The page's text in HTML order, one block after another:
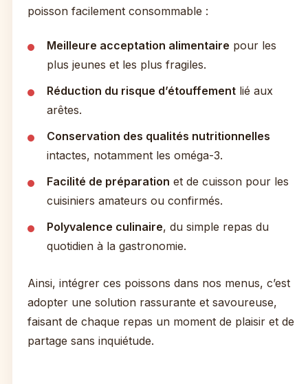
poisson facilement consommable :
Meilleure acceptation alimentaire pour les
plus jeunes et les plus fragiles.
Réduction du risque d’étouffement lié aux
arêtes.
Conservation des qualités nutritionnelles
intactes, notamment les oméga-3.
Facilité de préparation et de cuisson pour les
cuisiniers amateurs ou confirmés.
Polyvalence culinaire, du simple repas du
quotidien à la gastronomie.
Ainsi, intégrer ces poissons dans nos menus, c’est
adopter une solution rassurante et savoureuse,
faisant de chaque repas un moment de plaisir et de
partage sans inquiétude.